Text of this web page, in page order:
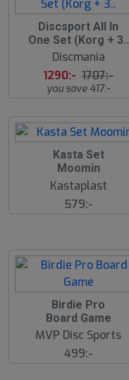
Discsport All In
One Set (Korg + 3..
Discmania
1290:- 1707:-
you save 417:-
Kasta Set
Moomin
Kastaplast
579:-
Birdie Pro
Board Game
MVP Disc Sports
499:-